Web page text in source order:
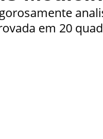
em 20